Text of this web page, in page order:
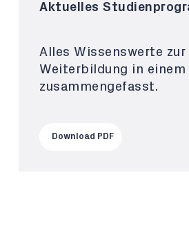
Aktuelles
Alles Wissenswerte zur
Weiterbildung in einem
zusammengefasst.
Download PDF